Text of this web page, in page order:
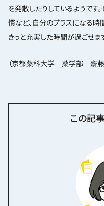
を発散したりしているようです
慣など、自分のプラスになる時
きっと充実した時間が過ごせま
（京都薬科大学 薬学部 齋藤
この記